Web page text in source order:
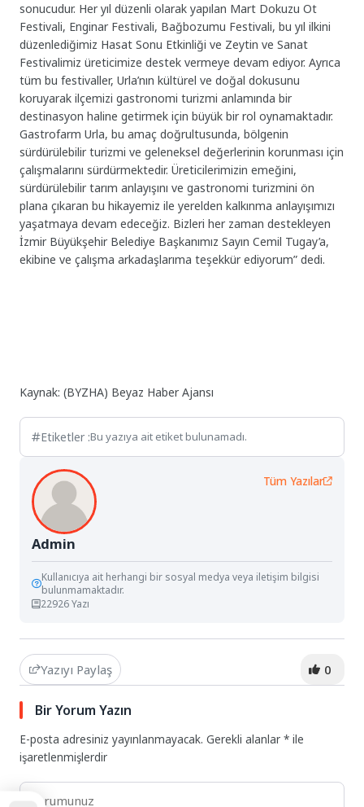
sonucudur. Her yıl düzenli olarak yapılan Mart Dokuzu Ot
Festivali, Enginar Festivali, Bağbozumu Festivali, bu yıl ilkini
düzenlediğimiz Hasat Sonu Etkinliği ve Zeytin ve Sanat
Festivalimiz üreticimize destek vermeye devam ediyor. Ayrıca
tüm bu festivaller, Urla’nın kültürel ve doğal dokusunu
koruyarak ilçemizi gastronomi turizmi anlamında bir
destinasyon haline getirmek için büyük bir rol oynamaktadır.
Gastrofarm Urla, bu amaç doğrultusunda, bölgenin
sürdürülebilir turizmi ve geleneksel değerlerinin korunması için
çalışmalarını sürdürmektedir. Üreticilerimizin emeğini,
sürdürülebilir tarım anlayışını ve gastronomi turizmini ön
plana çıkaran bu hikayemiz ile yerelden kalkınma anlayışımızı
yaşatmaya devam edeceğiz. Bizleri her zaman destekleyen
İzmir Büyükşehir Belediye Başkanımız Sayın Cemil Tugay’a,
ekibine ve çalışma arkadaşlarıma teşekkür ediyorum” dedi.
Kaynak: (BYZHA) Beyaz Haber Ajansı
Etiketler :Bu yazıya ait etiket bulunamadı.
Admin
Tüm Yazılar
Kullanıcıya ait herhangi bir sosyal medya veya iletişim bilgisi
bulunmamaktadır.
22926 Yazı
Yazıyı Paylaş 0
Bir Yorum Yazın
E-posta adresiniz yayınlanmayacak. Gerekli alanlar* ile
işaretlenmişlerdir